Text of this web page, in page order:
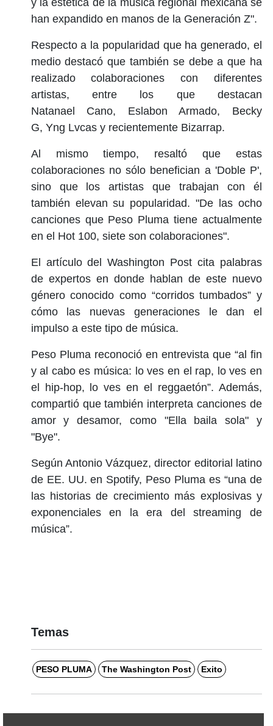
han expandido en manos de la Generación Z".
Respecto a la popularidad que ha generado, el
medio destacó que también se debe a que ha
realizado colaboraciones con diferentes
artistas, entre los que destacan
Natanael Cano, Eslabon Armado, Becky
G, Yng Lvcas y recientemente Bizarrap.
Al mismo tiempo, resaltó que estas
colaboraciones no sólo benefician a 'Doble P',
sino que los artistas que trabajan con él
también elevan su popularidad. "De las ocho
canciones que Peso Pluma tiene actualmente
en el Hot 100, siete son colaboraciones".
El artículo del Washington Post cita palabras
de expertos en donde hablan de este nuevo
género conocido como “corridos tumbados” y
cómo las nuevas generaciones le dan el
impulso a este tipo de música.
Peso Pluma reconoció en entrevista que “al fin
y al cabo es música: lo ves en el rap, lo ves en
el hip-hop, lo ves en el reggaetón”. Además,
compartió que también interpreta canciones de
amor y desamor, como "Ella baila sola" y
"Bye".
Según Antonio Vázquez, director editorial latino
de EE. UU. en Spotify, Peso Pluma es “una de
las historias de crecimiento más explosivas y
exponenciales en la era del streaming de
música”.
Temas
PESO PLUMA The Washington Post Exito